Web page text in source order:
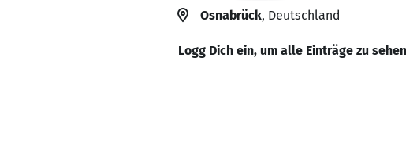
Osnabrück, Deutschland
Logg Dich ein, um alle Einträge zu